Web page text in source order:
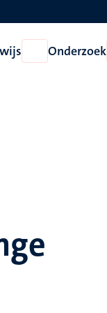
Open
Onderwijs
Onderzoek